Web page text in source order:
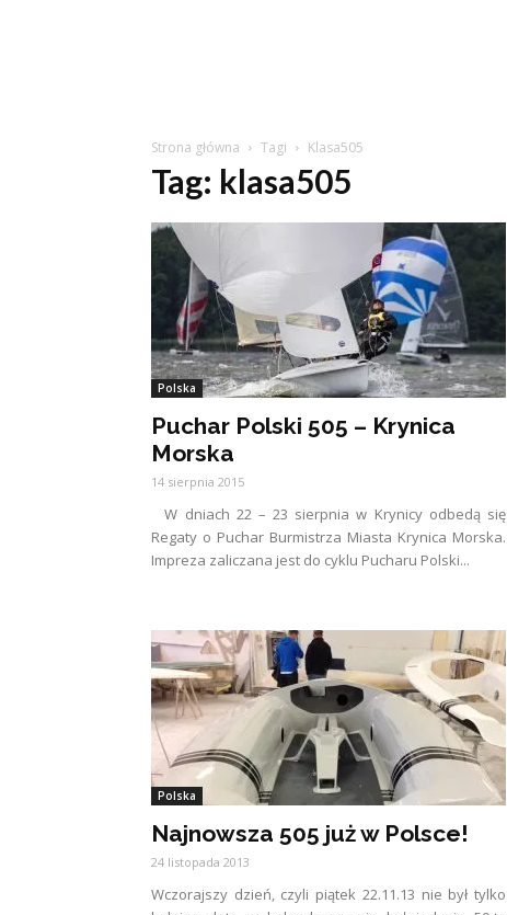
Strona główna Tagi Klasa505
Tag: klasa505
Polska
Puchar Polski 505 – Krynica
Morska
14 sierpnia 2015
W dniach 22 – 23 sierpnia w Krynicy odbedą się
Regaty o Puchar Burmistrza Miasta Krynica Morska.
Impreza zaliczana jest do cyklu Pucharu Polski...
Polska
Najnowsza 505 już w Polsce!
24 listopada 2013
Wczorajszy dzień, czyli piątek 22.11.13 nie był tylko